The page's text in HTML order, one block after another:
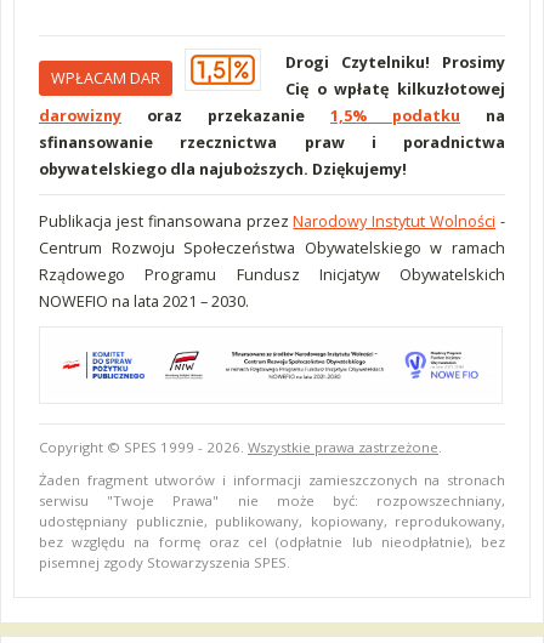
WPŁACAM DAR
Drogi Czytelniku! Prosimy
Cię o wpłatę kilkuzłotowej
darowizny oraz przekazanie 1,5% podatku na
sfinansowanie rzecznictwa praw i poradnictwa
obywatelskiego dla najuboższych. Dziękujemy!
Publikacja jest finansowana przezNarodowy Instytut Wolności -
Centrum Rozwoju Społeczeństwa Obywatelskiego w ramach
Rządowego Programu Fundusz Inicjatyw Obywatelskich
NOWEFIO na lata 2021 – 2030.
Copyright © SPES 1999 - 2026. Wszystkie prawa zastrzeżone.
Żaden fragment utworów i informacji zamieszczonych na stronach
serwisu "Twoje Prawa" nie może być: rozpowszechniany,
udostępniany publicznie, publikowany, kopiowany, reprodukowany,
bez względu na formę oraz cel (odpłatnie lub nieodpłatnie), bez
pisemnej zgody Stowarzyszenia SPES.